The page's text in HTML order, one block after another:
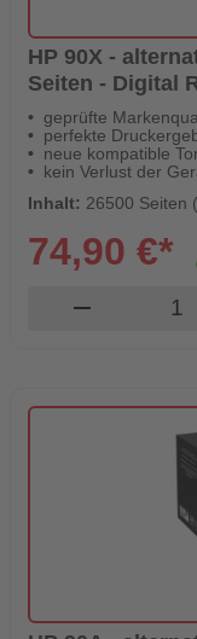
HP 90X -
Seiten - Digital
geprüfte
perfekte
neue kompatible
kein Verlust der
Inhalt: 26500 Seiten
74,90 €*
remove